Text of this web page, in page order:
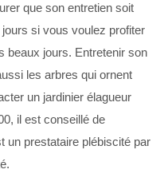
que son entretien soit
si vous voulez profiter
beaux jours. Entretenir son
les arbres qui ornent
un jardinier élagueur
il est conseillé de
un prestataire plébiscité par